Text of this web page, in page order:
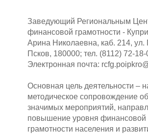
Заведующий Региональным
финансовой грамотности -
Арина Николаевна, каб. 214, ул.
Псков, 180000; тел. (8112) 72-18-
Электронная почта:
Основная цель деятельности –
методическое сопровождение
значимых мероприятий,
повышение уровня финансовой
грамотности населения и